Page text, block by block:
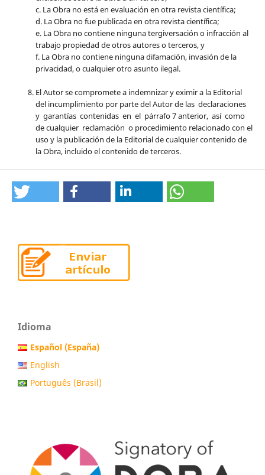
c. La Obra no está en evaluación en otra revista científica;
d. La Obra no fue publicada en otra revista científica;
e. La Obra no contiene ninguna tergiversación o infracción al
trabajo propiedad de otros autores o terceros, y
f. La Obra no contiene ninguna difamación, invasión de la
privacidad, o cualquier otro asunto ilegal.
El Autor se compromete a indemnizar y eximir a la Editorial
del incumplimiento por parte del Autor de las declaraciones
y garantías contenidas en el párrafo 7 anterior, así como
de cualquier reclamación o procedimiento relacionado con el
uso y la publicación de la Editorial de cualquier contenido de
la Obra, incluido el contenido de terceros.
Idioma
Español (España)
English
Português (Brasil)